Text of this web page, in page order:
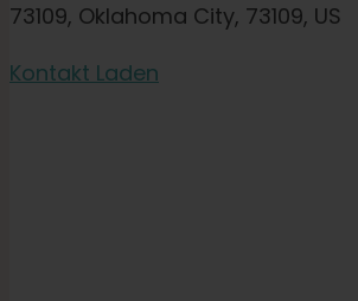
73109, Oklahoma City, 73109, US
Kontakt Laden